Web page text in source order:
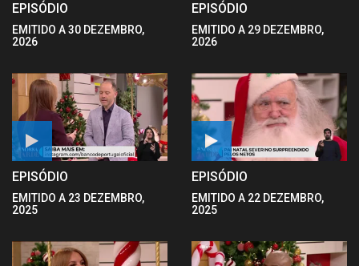
EPISÓDIO
EMITIDO A 30 DEZEMBRO,
2026
EPISÓDIO
EMITIDO A 29 DEZEMBRO,
2026
EPISÓDIO
EMITIDO A 23 DEZEMBRO,
2025
EPISÓDIO
EMITIDO A 22 DEZEMBRO,
2025